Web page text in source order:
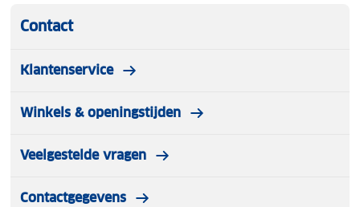
Contact
Klantenservice
Winkels & openingstijden
Veelgestelde vragen
Contactgegevens